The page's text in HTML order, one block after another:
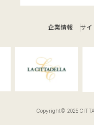
企業情報 サイ
Copyright© 2025